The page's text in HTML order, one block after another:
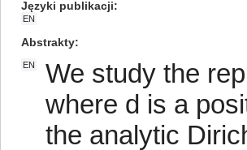
Języki publikacji
EN
Abstrakty
EN
We study the
where d is a
the analytic